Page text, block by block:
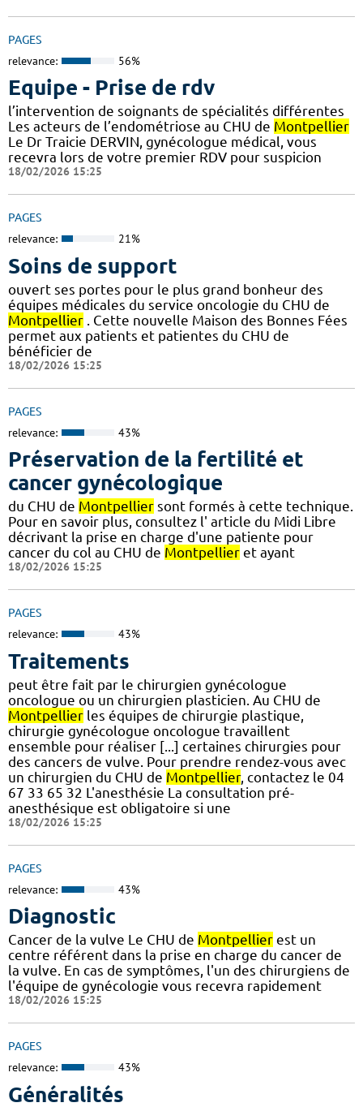
PAGES
relevance: 56%
Equipe - Prise de rdv
l’intervention de soignants de spécialités différentes
Les acteurs de l’endométriose au CHU de Montpellier
Le Dr Traicie DERVIN, gynécologue médical, vous
recevra lors de votre premier RDV pour suspicion
18/02/2026 15:25
PAGES
relevance: 21%
Soins de support
ouvert ses portes pour le plus grand bonheur des
équipes médicales du service oncologie du CHU de
Montpellier . Cette nouvelle Maison des Bonnes Fées
permet aux patients et patientes du CHU de
bénéficier de
18/02/2026 15:25
PAGES
relevance: 43%
Préservation de la fertilité et
cancer gynécologique
du CHU de Montpellier sont formés à cette technique.
Pour en savoir plus, consultez l' article du Midi Libre
décrivant la prise en charge d'une patiente pour
cancer du col au CHU de Montpellier et ayant
18/02/2026 15:25
PAGES
relevance: 43%
Traitements
peut être fait par le chirurgien gynécologue
oncologue ou un chirurgien plasticien. Au CHU de
Montpellier les équipes de chirurgie plastique,
chirurgie gynécologue oncologue travaillent
ensemble pour réaliser [...] certaines chirurgies pour
des cancers de vulve. Pour prendre rendez-vous avec
un chirurgien du CHU de Montpellier, contactez le 04
67 33 65 32 L'anesthésie La consultation pré-
anesthésique est obligatoire si une
18/02/2026 15:25
PAGES
relevance: 43%
Diagnostic
Cancer de la vulve Le CHU de Montpellier est un
centre référent dans la prise en charge du cancer de
la vulve. En cas de symptômes, l'un des chirurgiens de
l'équipe de gynécologie vous recevra rapidement
18/02/2026 15:25
PAGES
relevance: 43%
Généralités